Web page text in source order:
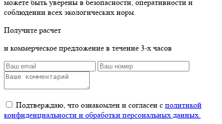
можете быть уверены в безопасности, оперативности и
соблюдении всех экологических норм.
Получите расчет
и коммерческое предложение в течение 3-х часов
Подтверждаю, что ознакомлен и согласен с политикой
конфиденциальности и обработки персональных данных.